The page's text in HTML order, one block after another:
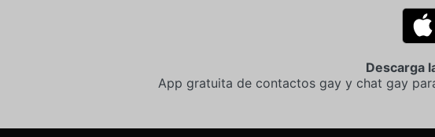
Descarga
App gratuita de contactos gay y chat gay